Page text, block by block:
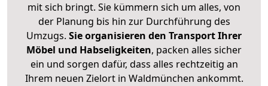
mit sich bringt. Sie kümmern sich um alles, von
der Planung bis hin zur Durchführung des
Umzugs. Sie organisieren den Transport Ihrer
Möbel und Habseligkeiten, packen alles sicher
ein und sorgen dafür, dass alles rechtzeitig an
Ihrem neuen Zielort in Waldmünchen ankommt.